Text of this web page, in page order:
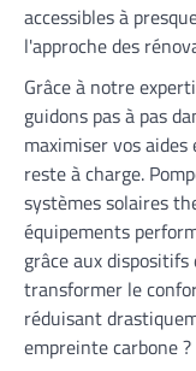
accessibles à
l'approche des
Grâce à notre
guidons pas à pas
maximiser vos
reste à charge.
systèmes solaires
équipements
grâce aux
transformer le
réduisant
empreinte carbone ?